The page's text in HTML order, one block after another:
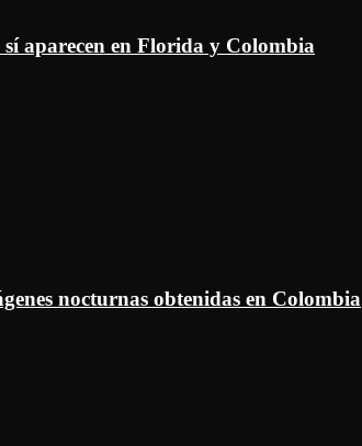
aparecen en Florida y Colombia
nocturnas obtenidas en Colombia